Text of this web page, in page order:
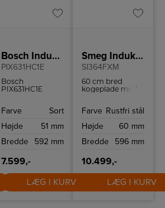
Bosch Induktionskogeplade
PIX631HC1E
Bosch
PIX631HC1E
funktioner som
PowerBoost og
gør både
og slow cooking i
weekenden
nemmere og
sjovere at lave
mad.
Farve
Sort
Højde
51 mm
Bredde
592 mm
7.599,-
LÆG I KURV
Smeg Induktionskogeplade
SI364FXM
60 cm bred
kogeplade med
effektiv
Farve Rustfri stål
Højde
60 mm
Bredde
596 mm
10.499,-
LÆG I KURV